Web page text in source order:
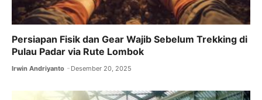
Persiapan Fisik dan Gear Wajib Sebelum Trekking di
Pulau Padar via Rute Lombok
Irwin Andriyanto Desember 20, 2025